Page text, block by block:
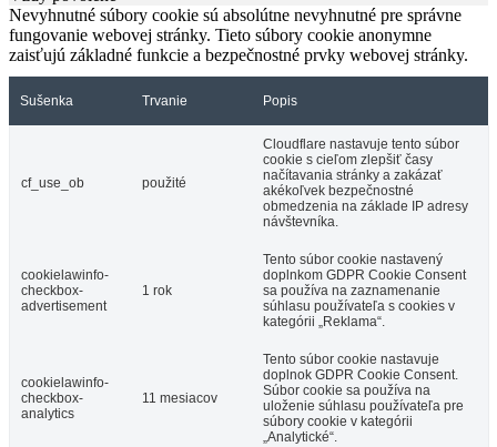
Nevyhnutné súbory cookie sú absolútne nevyhnutné pre správne
fungovanie webovej stránky. Tieto súbory cookie anonymne
zaisťujú základné funkcie a bezpečnostné prvky webovej stránky.
Sušenka Trvanie Popis
cf_use_ob použité
Cloudflare nastavuje tento súbor
cookie s cieľom zlepšiť časy
načítavania stránky a zakázať
akékoľvek bezpečnostné
obmedzenia na základe IP adresy
návštevníka.
cookielawinfo-
checkbox-
advertisement
1 rok
Tento súbor cookie nastavený
doplnkom GDPR Cookie Consent
sa používa na zaznamenanie
súhlasu používateľa s cookies v
kategórii „Reklama“.
cookielawinfo-
checkbox-
analytics
11 mesiacov
Tento súbor cookie nastavuje
doplnok GDPR Cookie Consent.
Súbor cookie sa používa na
uloženie súhlasu používateľa pre
súbory cookie v kategórii
„Analytické“.